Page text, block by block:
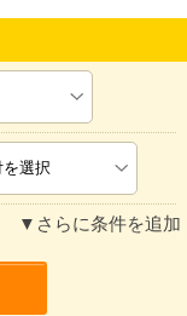
▼さらに条件を追加